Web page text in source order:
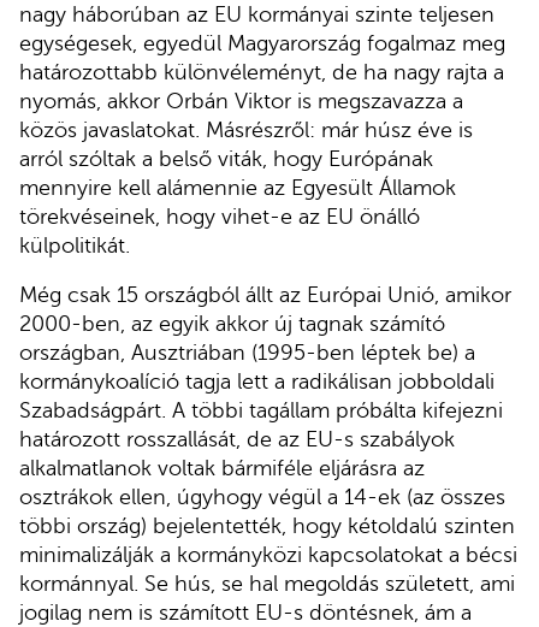
nagy háborúban az EU kormányai szinte teljesen
egységesek, egyedül Magyarország fogalmaz meg
határozottabb különvéleményt, de ha nagy rajta a
nyomás, akkor Orbán Viktor is megszavazza a
közös javaslatokat. Másrészről: már húsz éve is
arról szóltak a belső viták, hogy Európának
mennyire kell alámennie az Egyesült Államok
törekvéseinek, hogy vihet-e az EU önálló
külpolitikát.
Még csak 15 országból állt az Európai Unió, amikor
2000-ben, az egyik akkor új tagnak számító
országban, Ausztriában (1995-ben léptek be) a
kormánykoalíció tagja lett a radikálisan jobboldali
Szabadságpárt. A többi tagállam próbálta kifejezni
határozott rosszallását, de az EU-s szabályok
alkalmatlanok voltak bármiféle eljárásra az
osztrákok ellen, úgyhogy végül a 14-ek (az összes
többi ország) bejelentették, hogy kétoldalú szinten
minimalizálják a kormányközi kapcsolatokat a bécsi
kormánnyal. Se hús, se hal megoldás született, ami
jogilag nem is számított EU-s döntésnek, ám a